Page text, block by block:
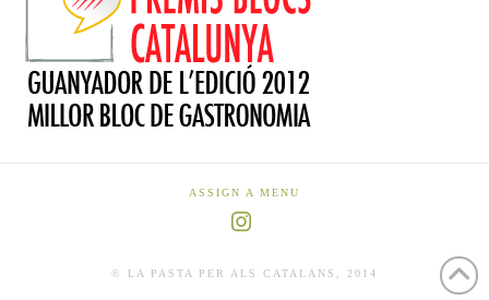
ASSIGN A MENU
© LA PASTA PER ALS CATALANS, 2014